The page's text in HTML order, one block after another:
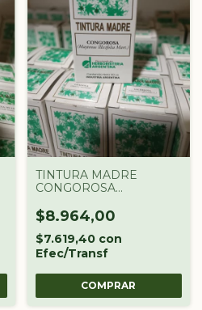
TINTURA MADRE
CONGOROSA
ARGENTINA X 60 CC
$8.964,00
$7.619,40 con
Efec/Transf